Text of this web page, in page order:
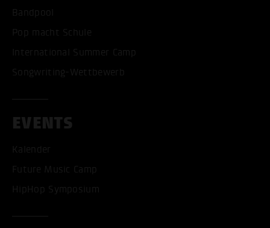
Bandpool
Pop macht Schule
International Summer Camp
Songwriting-Wettbewerb
EVENTS
Kalender
Future Music Camp
HipHop Symposium